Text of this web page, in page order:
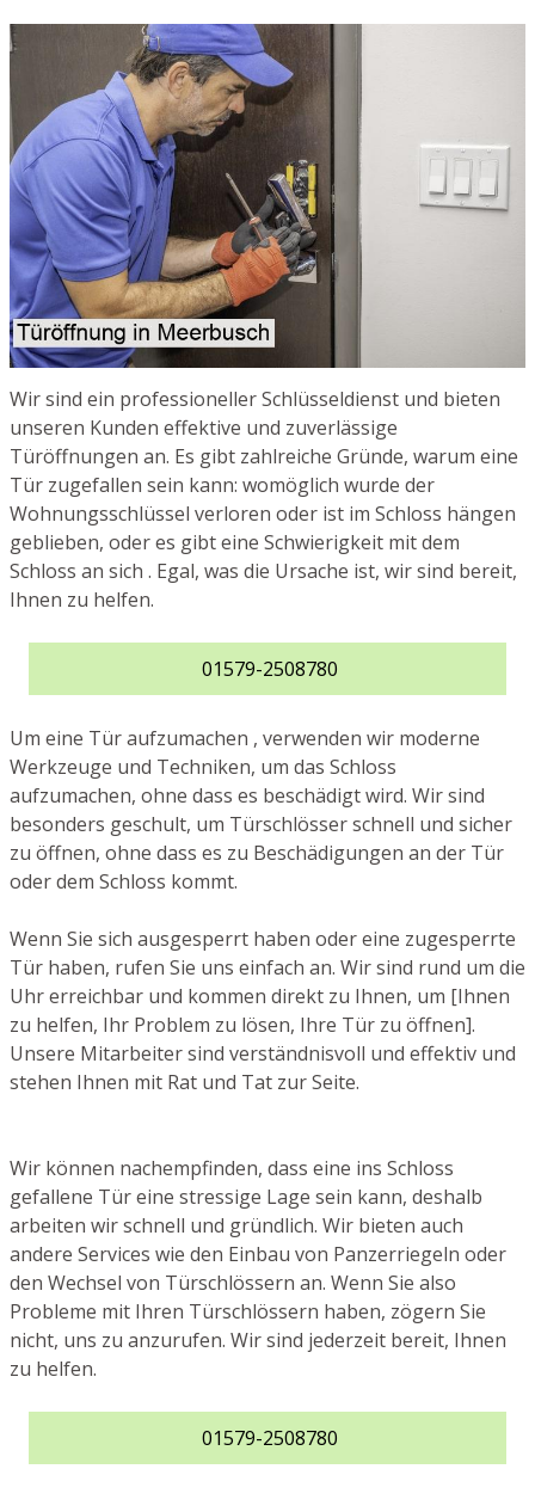
Wir sind ein professioneller Schlüsseldienst und bieten
unseren Kunden effektive und zuverlässige
Türöffnungen an. Es gibt zahlreiche Gründe, warum eine
Tür zugefallen sein kann: womöglich wurde der
Wohnungsschlüssel verloren oder ist im Schloss hängen
geblieben, oder es gibt eine Schwierigkeit mit dem
Schloss an sich . Egal, was die Ursache ist, wir sind bereit,
Ihnen zu helfen.
01579-2508780
Um eine Tür aufzumachen , verwenden wir moderne
Werkzeuge und Techniken, um das Schloss
aufzumachen, ohne dass es beschädigt wird. Wir sind
besonders geschult, um Türschlösser schnell und sicher
zu öffnen, ohne dass es zu Beschädigungen an der Tür
oder dem Schloss kommt.
Wenn Sie sich ausgesperrt haben oder eine zugesperrte
Tür haben, rufen Sie uns einfach an. Wir sind rund um die
Uhr erreichbar und kommen direkt zu Ihnen, um [Ihnen
zu helfen, Ihr Problem zu lösen, Ihre Tür zu öffnen].
Unsere Mitarbeiter sind verständnisvoll und effektiv und
stehen Ihnen mit Rat und Tat zur Seite.
Wir können nachempfinden, dass eine ins Schloss
gefallene Tür eine stressige Lage sein kann, deshalb
arbeiten wir schnell und gründlich. Wir bieten auch
andere Services wie den Einbau von Panzerriegeln oder
den Wechsel von Türschlössern an. Wenn Sie also
Probleme mit Ihren Türschlössern haben, zögern Sie
nicht, uns zu anzurufen. Wir sind jederzeit bereit, Ihnen
zu helfen.
01579-2508780